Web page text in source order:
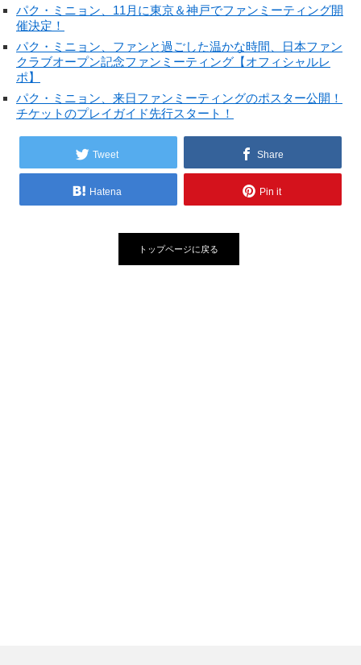
パク・ミニョン、11月に東京＆神戸でファンミーティング開
催決定！
パク・ミニョン、ファンと過ごした温かな時間、日本ファン
クラブオープン記念ファンミーティング【オフィシャルレ
ポ】
パク・ミニョン、来日ファンミーティングのポスター公開！
チケットのプレイガイド先行スタート！
Tweet Share
Hatena Pin it
トップページに戻る